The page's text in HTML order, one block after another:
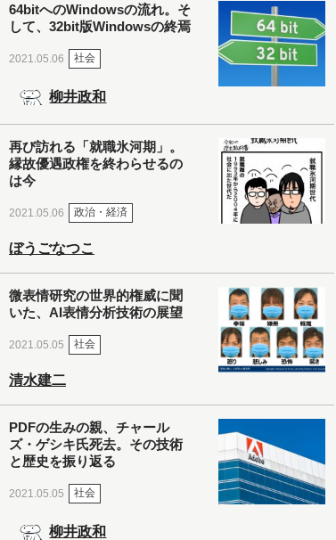
64bitへのWindowsの流れ。そ
して、32bit版Windowsの終焉
2021.05.06 社会
柳井政和
再び訪れる「就職氷河期」。
縁故優遇政権を終わらせるの
は今
2021.05.06 政治・経済
ぼうごなつこ
微表情研究の世界的権威に聞
いた、AI表情分析技術の展望
2021.05.05 社会
清水建二
PDFの生みの親、チャール
ズ・ゲシキ氏死去。その技術
と歴史を振り返る
2021.05.05 社会
柳井政和